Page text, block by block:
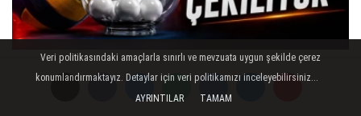
Voleybolda Kuralar Çekiliyor
Veri politikasındaki amaçlarla sınırlı ve mevzuata uygun şekilde çerez
konumlandırmaktayız. Detaylar için veri politikamızı inceleyebilirsiniz...
AYRINTILAR
TAMAM